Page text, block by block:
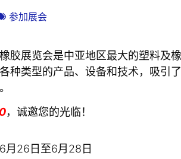
参加展会
胶展览会是中亚地区最大的塑料及
种类型的产品、设备和技术，吸引
，诚邀您的光临！
月26日至6月28日